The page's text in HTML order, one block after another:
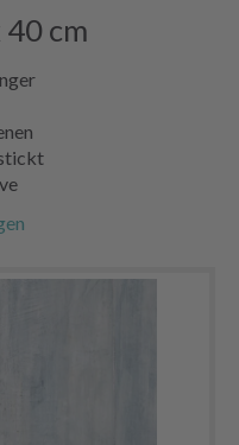
cm